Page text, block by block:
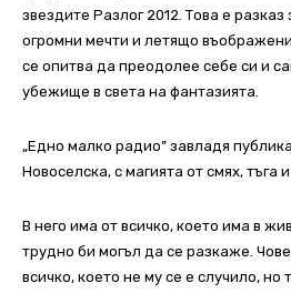
звездите Разлог 2012. Това е разказ
огромни мечти и летящо
се опитва да преодолее себе си и
убежище в света на фантазията.
„Едно малко радио” завладя
Новоселска, с магията от смях, тъга
В него има от всичко, което има в
трудно би могъл да се разкаже.
всичко, което не му се е случило, но